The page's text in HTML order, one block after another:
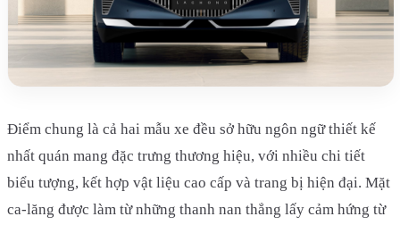
Điểm chung là cả hai mẫu xe đều sở hữu ngôn ngữ thiết kế
nhất quán mang đặc trưng thương hiệu, với nhiều chi tiết
biểu tượng, kết hợp vật liệu cao cấp và trang bị hiện đại. Mặt
ca-lăng được làm từ những thanh nan thẳng lấy cảm hứng từ